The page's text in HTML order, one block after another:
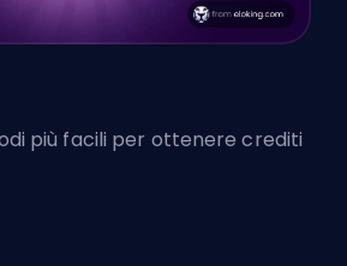
più facili per ottenere crediti